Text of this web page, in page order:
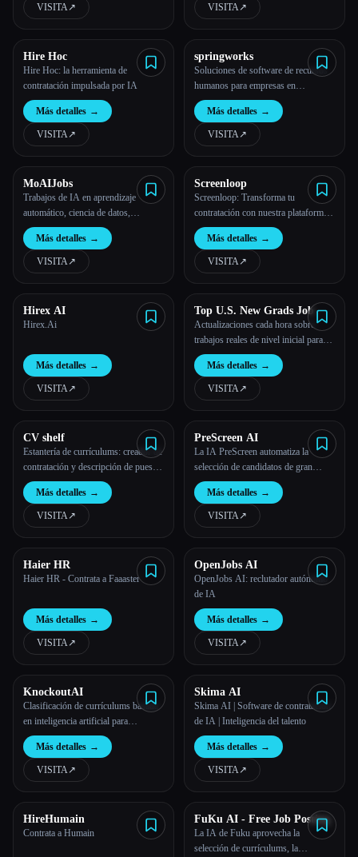
Acerca de
VISITA↗︎ VISITA↗︎
Hire Hoc
Hire Hoc: la herramienta de
contratación impulsada por IA
Más detalles →
VISITA↗︎
springworks
Soluciones de software de recursos
humanos para empresas en
crecimiento
Más detalles →
VISITA↗︎
MoAIJobs
Trabajos de IA en aprendizaje
automático, ciencia de datos,
ingeniería, procesamiento del
lenguaje natural, ventas, etc.
Más detalles →
VISITA↗︎
Screenloop
Screenloop: Transforma tu
contratación con nuestra plataforma
de operaciones de talento basada en
la IA, que incluye inteligencia de
entrevistas, un anotador de IA y un
ATS completo.
Más detalles →
VISITA↗︎
Hirex AI
Hirex.Ai
Más detalles →
VISITA↗︎
Top U.S. New Grads Job
Actualizaciones cada hora sobre
trabajos reales de nivel inicial para
los nuevos graduados, ¡todo en un
solo lugar!
Más detalles →
VISITA↗︎
CV shelf
Estantería de currículums: creador de
contratación y descripción de puestos
con IA
Más detalles →
VISITA↗︎
PreScreen AI
La IA PreScreen automatiza la
selección de candidatos de gran
volumen, lo que hace que la
contratación sea más eficaz para los
equipos empresariales.
Más detalles →
VISITA↗︎
Haier HR
Haier HR - Contrata a Faaaster
Más detalles →
VISITA↗︎
OpenJobs AI
OpenJobs AI: reclutador autónomo
de IA
Más detalles →
VISITA↗︎
KnockoutAI
Clasificación de currículums basada
en inteligencia artificial para
pequeñas empresas
Más detalles →
VISITA↗︎
Skima AI
Skima AI | Software de contratación
de IA | Inteligencia del talento
Más detalles →
VISITA↗︎
HireHumain
Contrata a Humain
FuKu AI - Free Job Posting
La IA de Fuku aprovecha la
selección de currículums, la